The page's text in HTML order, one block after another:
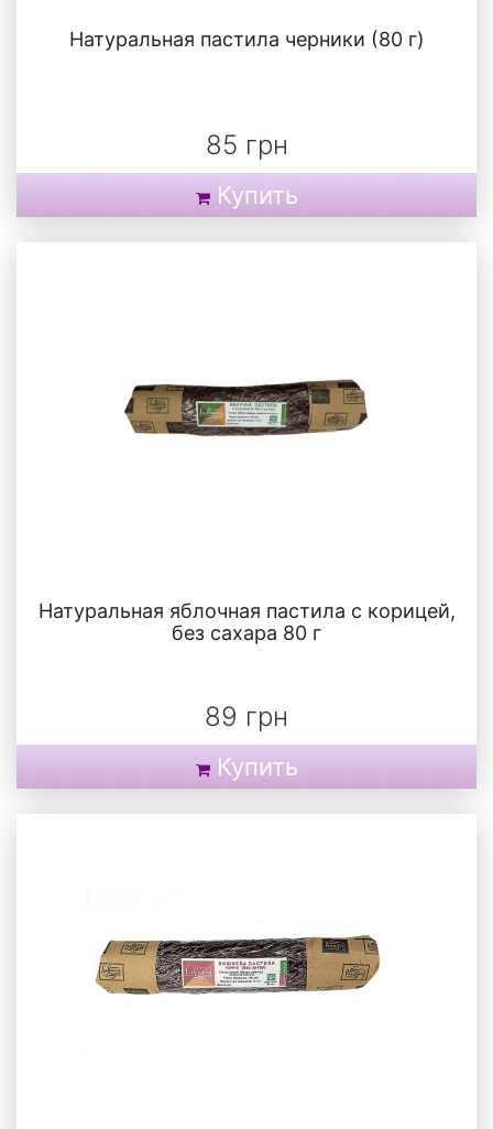
Натуральная пастила черники (80 г)
85 грн
Купить
Натуральная яблочная пастила с корицей,
без сахара 80 г
89 грн
Купить